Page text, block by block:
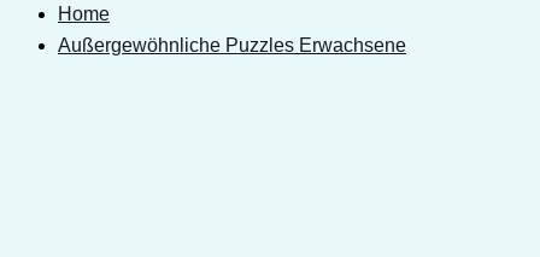
Home
Außergewöhnliche Puzzles Erwachsene